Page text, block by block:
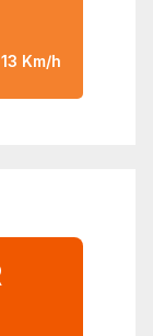
13 Km/h